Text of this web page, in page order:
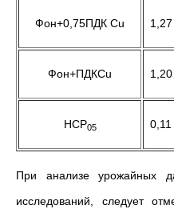
Фон+0,75ПДК Cu 1,27
Фон+ПДКCu 1,20
НСР05 0,11
При анализе урожайных
исследований, следует